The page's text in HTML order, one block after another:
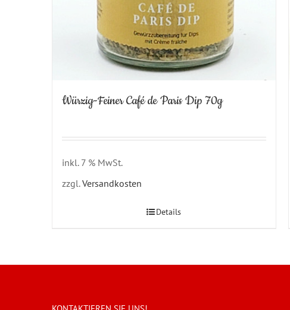
Würzig-Feiner Café de Paris Dip 70g
inkl. 7 % MwSt.
zzgl.Versandkosten
Details